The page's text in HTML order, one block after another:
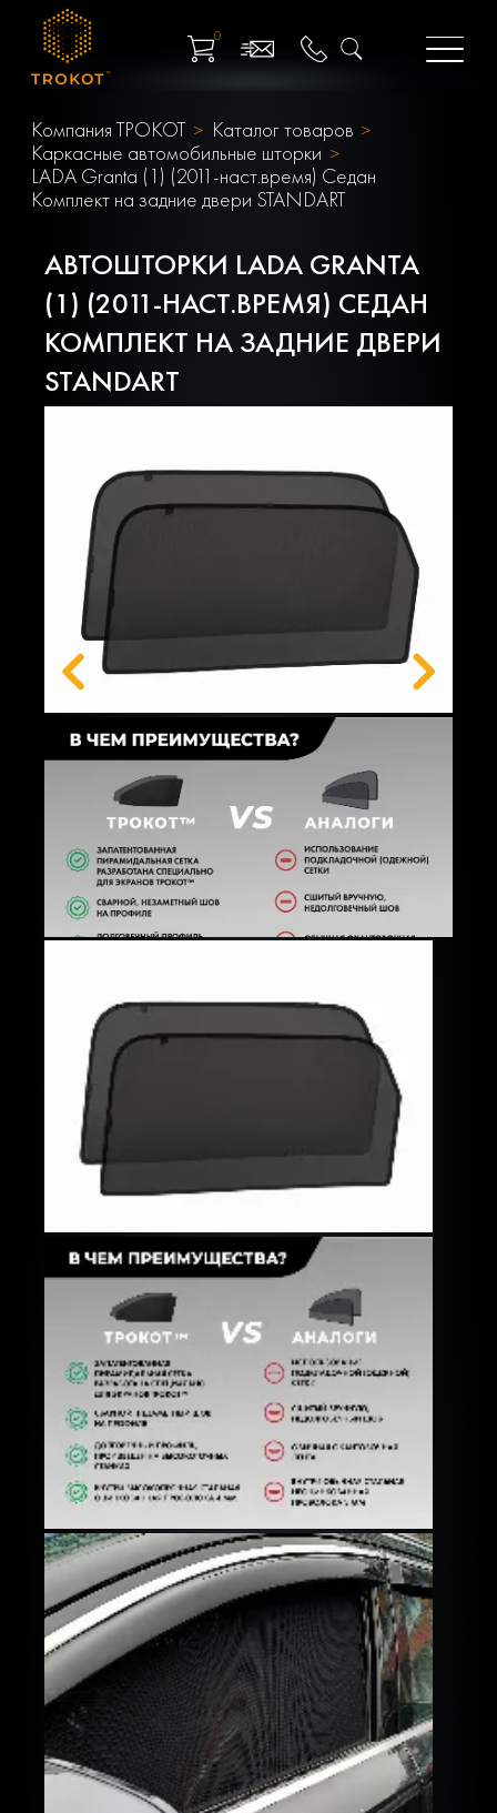
0
Компания ТРОКОТ
Каталог товаров
Каркасные автомобильные шторки
LADA Granta (1) (2011-наст.время) Седан
Комплект на задние двери STANDART
АВТОШТОРКИ LADA GRANTA
(1) (2011-НАСТ.ВРЕМЯ) СЕДАН
КОМПЛЕКТ НА ЗАДНИЕ ДВЕРИ
STANDART